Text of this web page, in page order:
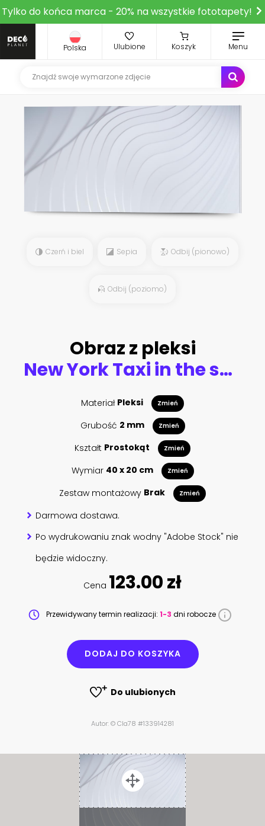
Tylko do końca marca - 20% na wszystkie fototapety!
Polska Ulubione Koszyk Menu
Czerń i biel Sepia Odbij (pionowo)
Odbij (poziomo)
Obraz z pleksi
New York Taxi in the sunlight
Materiał Pleksi Zmień
Grubość 2 mm Zmień
Kształt Prostokąt Zmień
Wymiar 40 x 20 cm Zmień
Zestaw montażowy Brak Zmień
Darmowa dostawa.
Po wydrukowaniu znak wodny "Adobe Stock" nie
będzie widoczny.
Cena 123.00 zł
Przewidywany termin realizacji: 1-3 dni robocze
DODAJ DO KOSZYKA
Do ulubionych
Autor: © Cla78 #133914281